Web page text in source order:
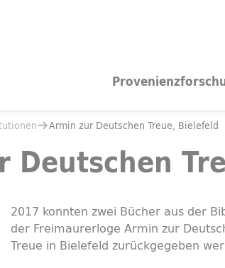
Armin zur Deutschen Treue, Bielefeld
Deutschen
2017 konnten zwei Bücher aus der
der Freimaurerloge Armin zur
Treue in Bielefeld zurückgegeben